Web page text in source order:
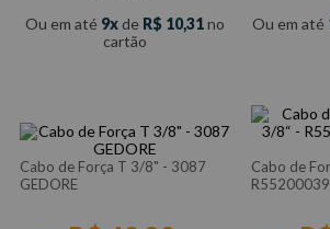
Ou em até 9 de R$ 10,31no
cartão
Ou em até
Cabo de Força T 3/8" - 3087
GEDORE
Cabo de
R55200039